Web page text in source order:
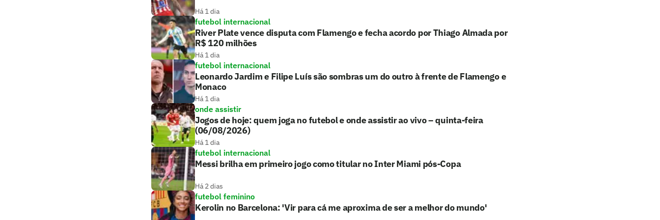
Há 1 dia
futebol internacional
River Plate vence disputa com Flamengo e fecha acordo por Thiago Almada por
R$ 120 milhões
Há 1 dia
futebol internacional
Leonardo Jardim e Filipe Luís são sombras um do outro à frente de Flamengo e
Monaco
Há 1 dia
onde assistir
Jogos de hoje: quem joga no futebol e onde assistir ao vivo – quinta-feira
(06/08/2026)
Há 1 dia
futebol internacional
Messi brilha em primeiro jogo como titular no Inter Miami pós-Copa
Há 2 dias
futebol feminino
Kerolin no Barcelona: 'Vir para cá me aproxima de ser a melhor do mundo'